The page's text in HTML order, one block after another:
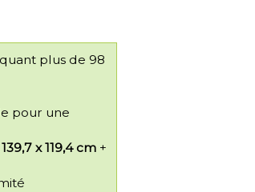
plus de 98
pour une
x 119,4 cm +